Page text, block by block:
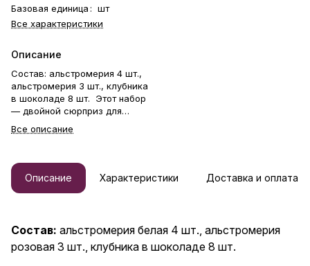
Базовая единица : шт
Все характеристики
Описание
Состав: альстромерия 4 шт.,
альстромерия 3 шт., клубника
в шоколаде 8 шт. Этот набор
— двойной сюрприз для
сочетаются свежие цветы и
десертами: клубникой сорта
Альбион в фирменном
шоколаде с различными
Валентина), День рождения, 8
Марта, годовщину или без
Все описание
Описание Характеристики Доставка и оплата
Состав: альстромерия белая 4 шт., альстромерия
розовая 3 шт., клубника в шоколаде 8 шт.